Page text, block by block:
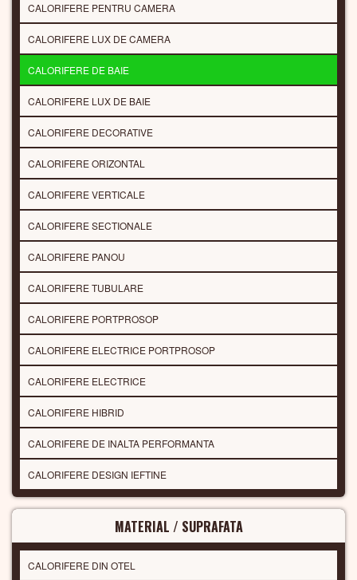
CALORIFERE PENTRU CAMERA
CALORIFERE LUX DE CAMERA
CALORIFERE DE BAIE
CALORIFERE LUX DE BAIE
CALORIFERE DECORATIVE
CALORIFERE ORIZONTAL
CALORIFERE VERTICALE
CALORIFERE SECTIONALE
CALORIFERE PANOU
CALORIFERE TUBULARE
CALORIFERE PORTPROSOP
CALORIFERE ELECTRICE PORTPROSOP
CALORIFERE ELECTRICE
CALORIFERE HIBRID
CALORIFERE DE INALTA PERFORMANTA
CALORIFERE DESIGN IEFTINE
MATERIAL / SUPRAFATA
CALORIFERE DIN OTEL